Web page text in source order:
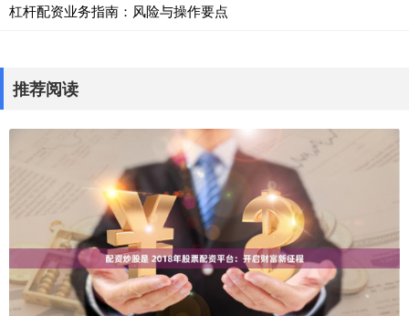
杠杆配资业务指南：风险与操作要点
推荐阅读